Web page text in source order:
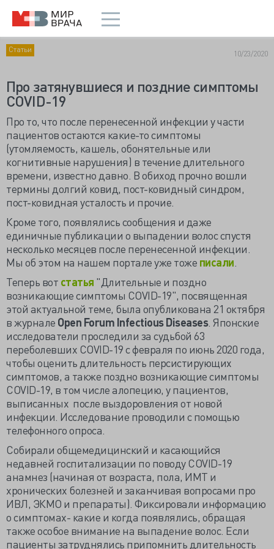
Статьи 10/23/2020
Про затянувшиеся и поздние симптомы
COVID-19
Про то, что после перенесенной инфекции у части
пациентов остаются какие-то симптомы
(утомляемость, кашель, обонятельные или
когнитивные нарушения) в течение длительного
времени, известно давно. В обиход прочно вошли
термины долгий ковид, пост-ковидный синдром,
пост-ковидная усталость и прочие.
Кроме того, появлялись сообщения и даже
единичные публикации о выпадении волос спустя
несколько месяцев после перенесенной инфекции.
Мы об этом на нашем портале уже тоже писали
Теперь вот статья "Длительные и поздно
возникающие симптомы COVID-19", посвященная
этой актуальной теме, была опубликована 21 октября
в журнале Open Forum Infectious Diseases. Японские
исследователи проследили за судьбой 63
переболевших COVID-19 c февраля по июнь 2020 года,
чтобы оценить длительность персистирующих
симптомов, а также поздно возникающие симптомы
COVID-19, в том числе алопецию, у пациентов,
выписанных после выздоровления от новой
инфекции. Исследование проводили с помощью
телефонного опроса.
Собирали общемедицинский и касающийся
недавней госпитализации по поводу COVID-19
анамнез (начиная от возраста, пола, ИМТ и
хронических болезней и заканчивая вопросами про
ИВЛ, ЭКМО и препараты). Фиксировали информацию
о симптомах- какие и когда появлялись, обращая
также особое внимание на выпадение волос. Если
пациенты затруднялись припомнить длительность